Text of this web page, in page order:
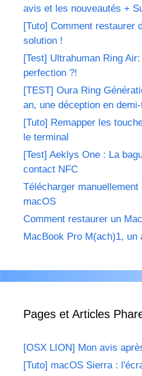
avis et les nouveautés +
[Tuto] Comment restaurer
solution !
[Test] Ultrahuman Ring
perfection ?!
[TEST] Oura Ring
an, une déception en
[Tuto] Remapper les
le terminal
[Test] Aeklys One : La
contact NFC
Télécharger
macOS
Comment restaurer un
MacBook Pro M(ach)1, un
Pages et Articles
[OSX LION] Mon avis
[Tuto] macOS Sierra :